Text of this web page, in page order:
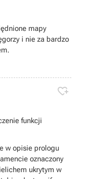
mapy
i nie za bardzo

funkcji
w opisie prologu
oznaczony
ukrytym w